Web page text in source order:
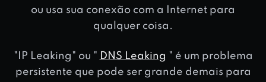
ou usa sua conexão com a Internet para
qualquer coisa.
"IP Leaking" ou " DNS Leaking " é um problema
persistente que pode ser grande demais para